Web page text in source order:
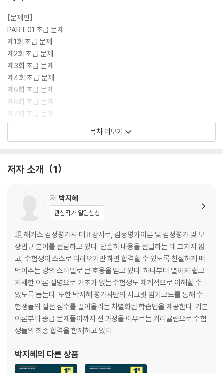
[문제편]
PART 01 초급 문제
제1회 초급 문제
제2회 초급 문제
제3회 초급 문제
제4회 초급 문제
제5회 초급 문제
제6회 초급 문제
제7회 초급 문제
제8회 초급 문제 - 요건 설명형 문제
PART 02 중급 문제
제2회 중급 문제
제3회 중급 문제
제4회 중급 문제
제5회 중급 문제
제6회 중급 문제
제7회 중급 문제
제8회 중급 문제
제9회 중급 문제
제10회 중급 문제
[답안편]
PART 01 초급 문제
제2회 초급 문제
제3회 초급 문제
목차 더보기
저자 소개 1
저 박지혜
관심작가 알림신청
現 해커스 감정평가사 대표강사로, 감정평가이론 및 감정평가 및 보
상법규 분야를 전담하고 있다. 단순히 내용을 전달하는 데 그치지 않
고, 수험생이 스스로 따라오기만 하면 합격할 수 있도록 친절하게 떠
먹여주는 강의 스타일로 큰 호응을 얻고 있다. 하나부터 열까지 쉽고
자세한 이론 설명으로 기초가 없는 수험생도 체계적으로 이해할 수
있도록 돕는다. 또한 박지혜 평가사만의 시크릿 암기코드를 통해 수
험생들의 실전 점수를 끌어올리는 차별화된 학습법을 제공한다. 기본
이론부터 중급 문제풀이까지 전 과정을 아우르는 커리큘럼으로 수험
생들의 최종 합격을 함께하고 있다.
박지혜의 다른 상품